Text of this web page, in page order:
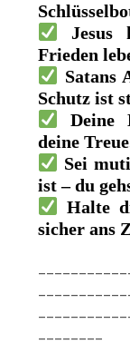
Frieden
Satans
Schutz ist
Deine
deine
Sei
ist – du
Halte
sicher ans